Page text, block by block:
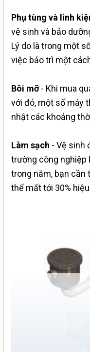
Phụ tùng và linh
vệ sinh và bảo
Lý do là trong một
việc bảo trì một
Bôi mỡ- Khi mua
với đó, một số máy
nhật các khoảng
Làm sạch - Vệ sinh
trường công nghiệp
trong năm, bạn cần
thể mất tới 30%